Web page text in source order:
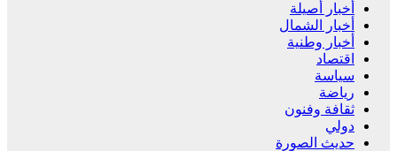
أخبار أصيلة
أخبار الشمال
أخبار وطنية
اقتصاد
سياسة
رياضة
ثقافة وفنون
دولي
حديث الصورة